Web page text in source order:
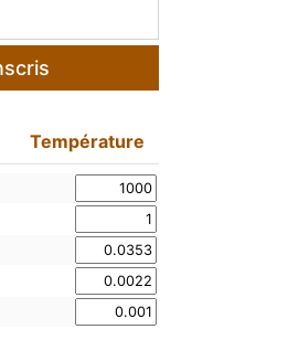
Température